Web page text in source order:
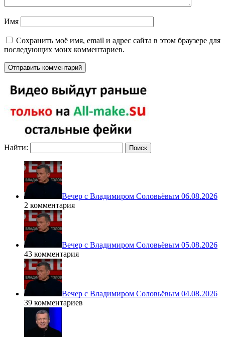
Имя
Сохранить моё имя, email и адрес сайта в этом браузере для
последующих моих комментариев.
Найти:
Вечер с Владимиром Соловьёвым 06.08.2026
2 комментария
Вечер с Владимиром Соловьёвым 05.08.2026
43 комментария
Вечер с Владимиром Соловьёвым 04.08.2026
39 комментариев